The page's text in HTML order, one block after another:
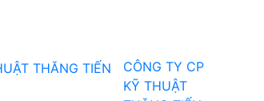
CÔNG TY CP
KỸ THUẬT